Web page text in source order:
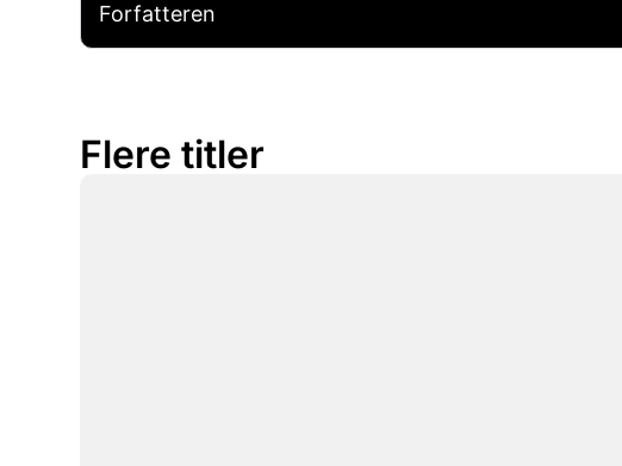
Forfatteren
Flere titler